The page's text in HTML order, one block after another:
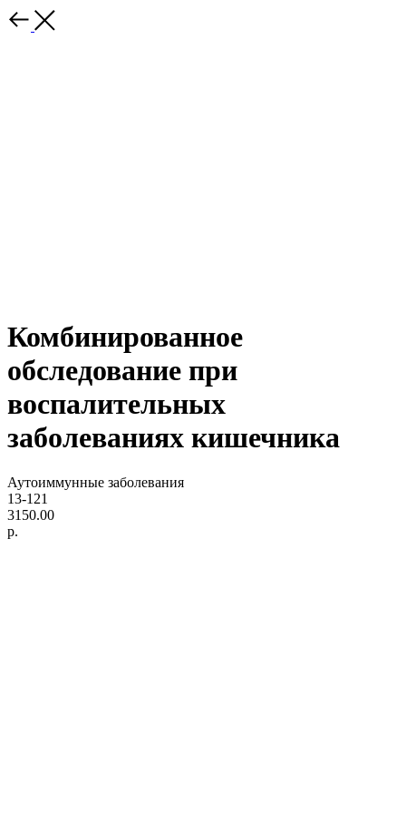
Комбинированное
обследование при
воспалительных
заболеваниях кишечника
Аутоиммунные заболевания
13-121
3150.00
р.